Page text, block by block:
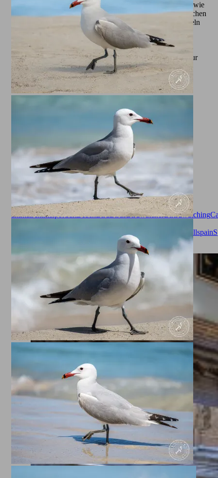
Das Verhalten der Mittelmeermöwe ist ebenso faszinierend wie
ihr Erscheinungsbild. Während der Brutzeit, die meist zwischen
März und Juli liegt, nisten sie in Kolonien auf Klippen, Inseln
oder anderen geschützten Gebieten. Ihre Jungen werden
liebevoll versorgt und verteidigt, oft auch gegen größere
Bedrohungen. Ihre Rufe, ein markantes, oft schrilles „kjaa-
kjaa“, sind an den Küsten kaum zu überhören und tragen zur
besonderen Atmosphäre dieser Orte bei. Alle hier von mir
gezeigten Bilder sind übrigens rund um Cala Millor auf
Mallorca entstanden.
Animals
animalAnimalportrait Beach Bird BirdsBirdwatcherBirirdwatching
Seagullspain